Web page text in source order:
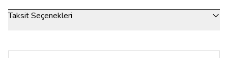
Taksit Seçenekleri